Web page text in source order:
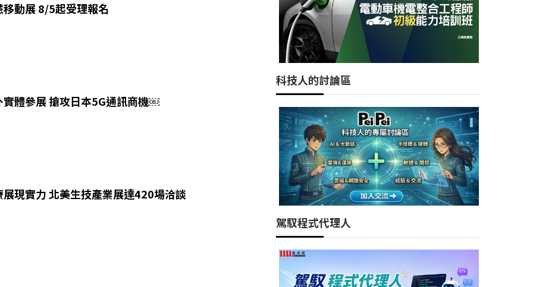
動展 8/5起受理報名
實體參展 搶攻日本5G通訊商機￼
現實力 北美生技產業展達420場洽談
科技人的討論區
駕馭程式代理人